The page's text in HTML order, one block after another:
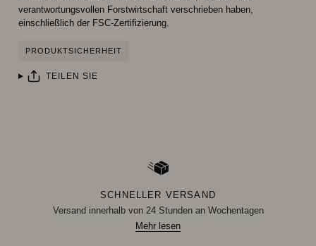
verantwortungsvollen Forstwirtschaft verschrieben haben,
einschließlich der FSC-Zertifizierung.
PRODUKTSICHERHEIT
TEILEN SIE
SCHNELLER VERSAND
Versand innerhalb von 24 Stunden an Wochentagen
Mehr lesen